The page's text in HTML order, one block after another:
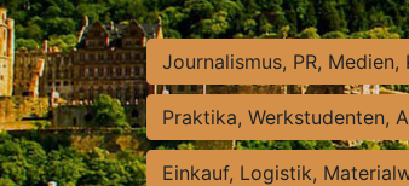
Journalismus, PR, Medien,
Praktika, Werkstudenten,
Einkauf, Logistik,